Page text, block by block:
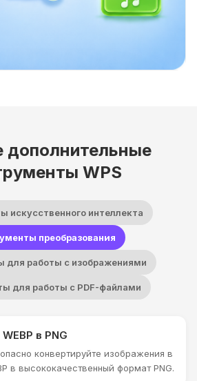
дополнительные
WPS
искусственного интеллекта
преобразования
для работы с изображениями
для работы с PDF-файлами
в PNG
конвертируйте изображения в
в высококачественный формат PNG.